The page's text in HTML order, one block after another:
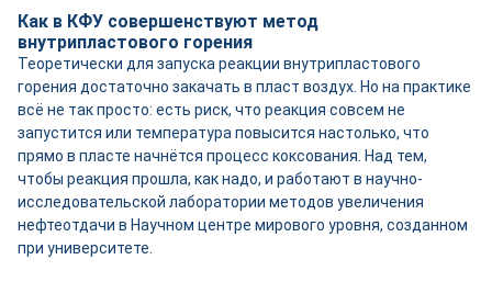
Как в КФУ совершенствуют метод
внутрипластового горения
Теоретически для запуска реакции внутрипластового
горения достаточно закачать в пласт воздух. Но на практике
всё не так просто: есть риск, что реакция совсем не
запустится или температура повысится настолько, что
прямо в пласте начнётся процесс коксования. Над тем,
чтобы реакция прошла, как надо, и работают в научно-
исследовательской лаборатории методов увеличения
нефтеотдачи в Научном центре мирового уровня, созданном
при университете.